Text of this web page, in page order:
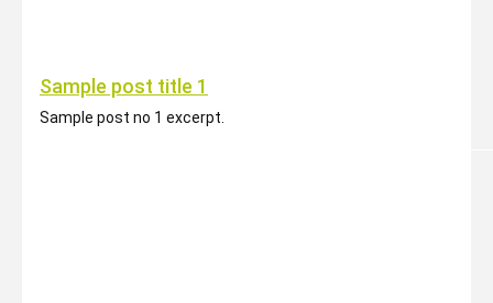
Sample post title 1
Sample post no 1 excerpt.